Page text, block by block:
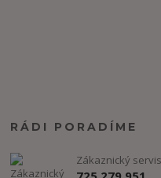
RÁDI PORADÍME
Zákaznický servis